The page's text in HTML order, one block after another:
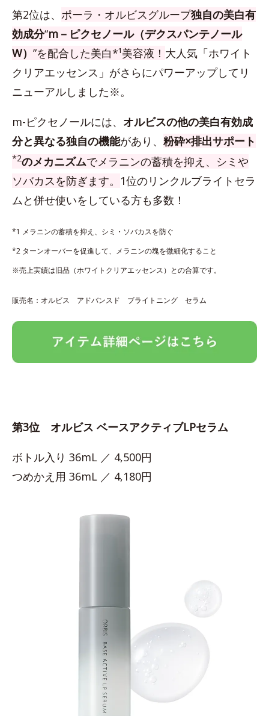
第2位は、 ポーラ・オルビスグループ独自の美白有
効成分“m－ピクセノール（デクスパンテノール
W） ”を配合した美白*¹美容液！ 大人気「ホワイト
クリアエッセンス」がさらにパワーアップしてリ
ニューアルしました※。
m-ピクセノールには、 オルビスの他の美白有効成
分と異なる独自の機能があり、 粉砕×排出サポート
*2のメカニズムでメラニンの蓄積を抑え、シミや
ソバカスを防ぎます。 1位のリンクルブライトセラ
ムと併せ使いをしている方も多数！
*1 メラニンの蓄積を抑え、シミ・ソバカスを防ぐ
*2 ターンオーバーを促進して、メラニンの塊を微細化すること
※売上実績は旧品（ホワイトクリアエッセンス）との合算です。
販売名：オルビス アドバンスド ブライトニング セラム
第3位 オルビス ベースアクティブLPセラム
ボトル入り 36mL ／ 4,500円
つめかえ用 36mL ／ 4,180円